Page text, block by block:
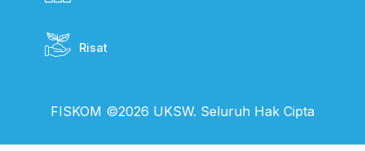
Risat
FISKOM ©2026 UKSW. Seluruh Hak Cipta